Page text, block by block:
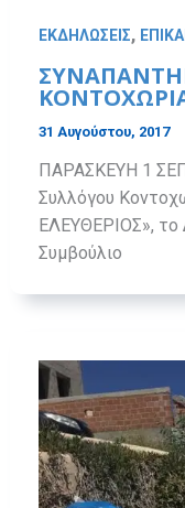
ΕΚΔΗΛΩΣΕΙΣ,
31 Αυγούστου, 2017
ΠΑΡΑΣΚΕΥΗ 1
Συλλόγου
ΕΛΕΥΘΕΡΙΟΣ», το
Συμβούλιο